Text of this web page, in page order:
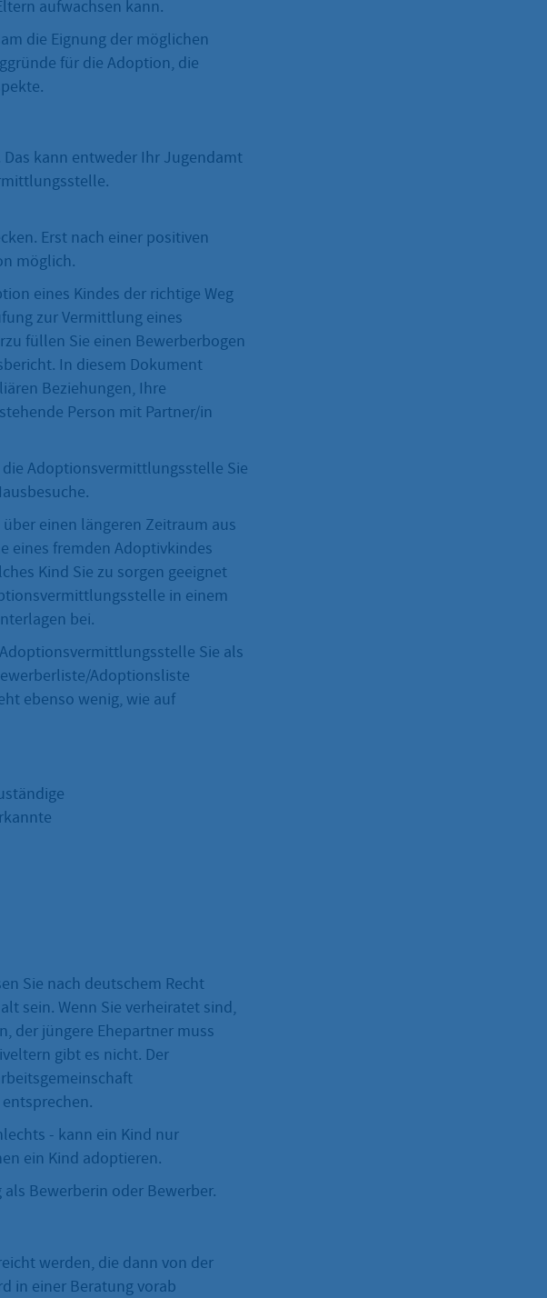
aufwachsen kann.
die Eignung der möglichen
für die Adoption, die
kann entweder Ihr Jugendamt
Erst nach einer positiven
möglich.
eines Kindes der richtige Weg
zur Vermittlung eines
füllen Sie einen Bewerberbogen
In diesem Dokument
Beziehungen, Ihre
Person mit Partner/in
Adoptionsvermittlungsstelle Sie
einen längeren Zeitraum aus
eines fremden Adoptivkindes
Kind Sie zu sorgen geeignet
in einem
bei.
Sie als
Adoptionsliste
ebenso wenig, wie auf
Sie nach deutschem Recht
sein. Wenn Sie verheiratet sind,
der jüngere Ehepartner muss
gibt es nicht. Der
- kann ein Kind nur
ein Kind adoptieren.
Bewerberin oder Bewerber.
werden, die dann von der
in einer Beratung vorab